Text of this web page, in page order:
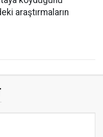
araştırmaların